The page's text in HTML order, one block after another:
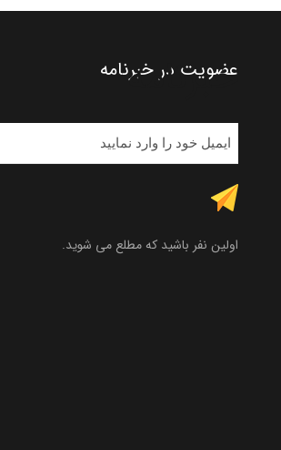
عضویت در خبرنامه
خبرنامه
اولین نفر باشید که مطلع می شوید.
. 🔷افتتاح حساب بانکی
. “جهت